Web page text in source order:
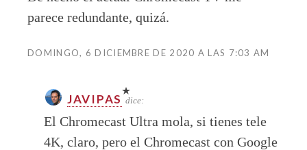
parece redundante, quizá.
DOMINGO, 6 DICIEMBRE DE 2020 A LAS 7:03 AM
JAVIPAS dice:
El Chromecast Ultra mola, si tienes tele
4K, claro, pero el Chromecast con Google